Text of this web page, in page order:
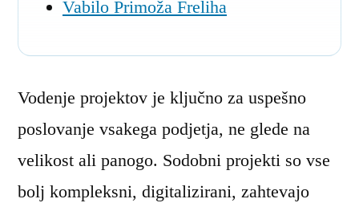
Vabilo Primoža Freliha
Vodenje projektov je ključno za uspešno
poslovanje vsakega podjetja, ne glede na
velikost ali panogo. Sodobni projekti so vse
bolj kompleksni, digitalizirani, zahtevajo